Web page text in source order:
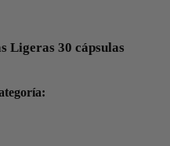
Ligeras 30 cápsulas